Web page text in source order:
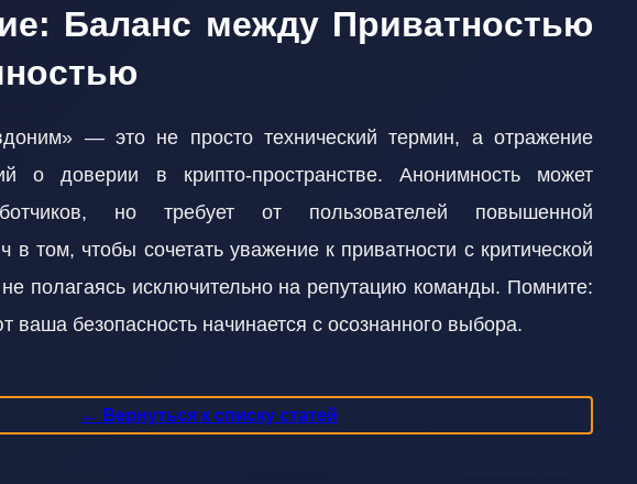
Баланс между Приватностью
— это не просто технический термин, а отражение
о доверии в крипто-пространстве. Анонимность может
но требует от пользователей повышенной
в том, чтобы сочетать уважение к приватности с критической
полагаясь исключительно на репутацию команды. Помните:
ваша безопасность начинается с осознанного выбора.
← Вернуться к списку статей